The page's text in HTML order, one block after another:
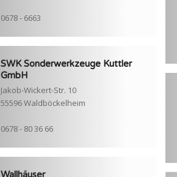
0678 - 6663
SWK Sonderwerkzeuge Kuttler
GmbH
Jakob-Wickert-Str. 10
55596 Waldböckelheim
0678 - 80 36 66
Wallhäuser